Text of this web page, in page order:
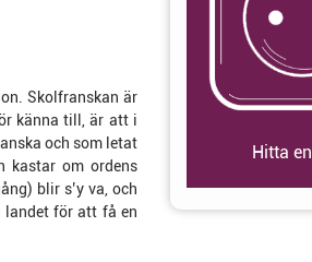
Skolfranskan är
känna till, är att i
och som letat
kastar om ordens
blir s’y va, och
landet för att få en
Hitta